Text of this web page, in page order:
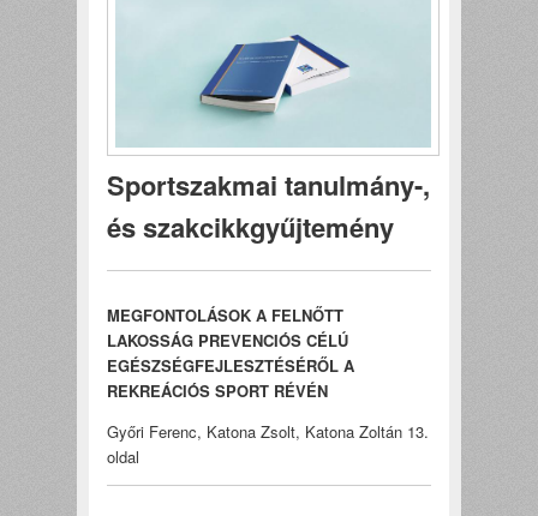
Sportszakmai tanulmány-,
és szakcikkgyűjtemény
MEGFONTOLÁSOK A FELNŐTT
LAKOSSÁG PREVENCIÓS CÉLÚ
EGÉSZSÉGFEJLESZTÉSÉRŐL A
REKREÁCIÓS SPORT RÉVÉN
Győri Ferenc, Katona Zsolt, Katona Zoltán 13.
oldal